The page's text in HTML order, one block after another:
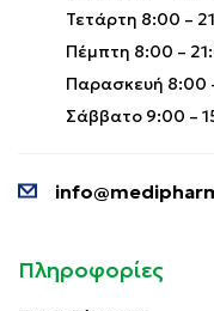
Τετάρτη 8:00 –
Πέμπτη 8:00 –
Παρασκευή 8:00
Σάββατο 9:00 –
Πληροφορίες